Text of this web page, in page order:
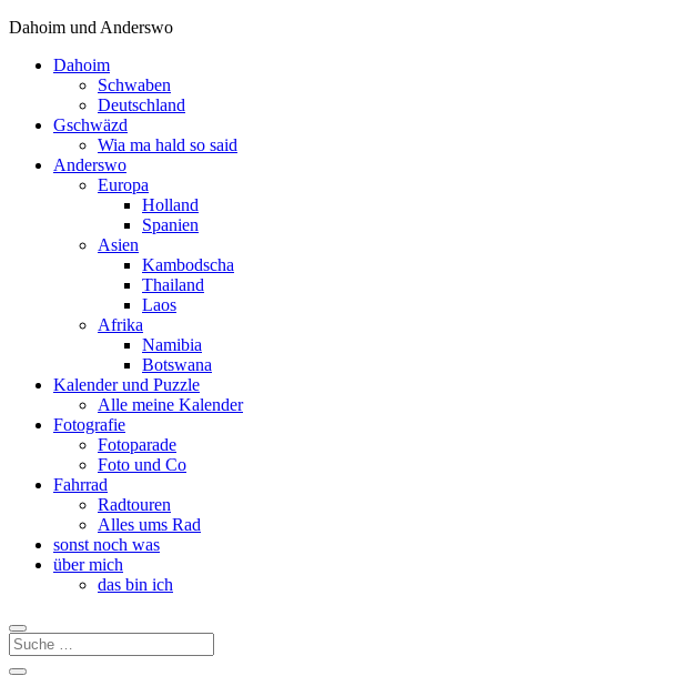
Dahoim und Anderswo
Dahoim
Schwaben
Deutschland
Gschwäzd
Wia ma hald so said
Anderswo
Europa
Holland
Spanien
Asien
Kambodscha
Thailand
Laos
Afrika
Namibia
Botswana
Kalender und Puzzle
Alle meine Kalender
Fotografie
Fotoparade
Foto und Co
Fahrrad
Radtouren
Alles ums Rad
sonst noch was
über mich
das bin ich